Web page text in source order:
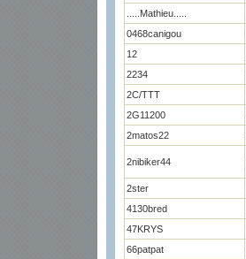
.....Mathieu.....
0468canigou
12
2234
2C/TTT
2G11200
2matos22
2nibiker44
2ster
4130bred
47KRYS
66patpat